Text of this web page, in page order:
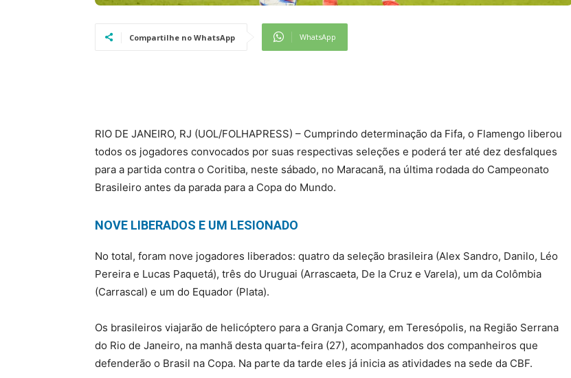
Compartilhe no WhatsApp WhatsApp
RIO DE JANEIRO, RJ (UOL/FOLHAPRESS) – Cumprindo determinação da Fifa, o Flamengo liberou
todos os jogadores convocados por suas respectivas seleções e poderá ter até dez desfalques
para a partida contra o Coritiba, neste sábado, no Maracanã, na última rodada do Campeonato
Brasileiro antes da parada para a Copa do Mundo.
NOVE LIBERADOS E UM LESIONADO
No total, foram nove jogadores liberados: quatro da seleção brasileira (Alex Sandro, Danilo, Léo
Pereira e Lucas Paquetá), três do Uruguai (Arrascaeta, De la Cruz e Varela), um da Colômbia
(Carrascal) e um do Equador (Plata).
Os brasileiros viajarão de helicóptero para a Granja Comary, em Teresópolis, na Região Serrana
do Rio de Janeiro, na manhã desta quarta-feira (27), acompanhados dos companheiros que
defenderão o Brasil na Copa. Na parte da tarde eles já inicia as atividades na sede da CBF.